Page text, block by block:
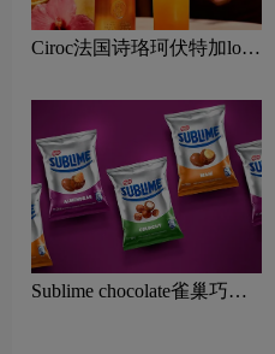
Ciroc法国诗珞珂伏特加logo
Sublime chocolate雀巢巧克